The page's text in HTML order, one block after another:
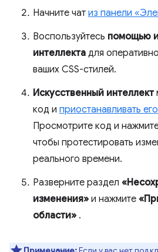
Начните чат из панели
Воспользуйтесь помощью
интеллекта для
ваших CSS-стилей.
Искусственный интеллект
код и приостанавливать
Просмотрите код и
чтобы протестировать
реального времени.
Разверните раздел
изменения» и нажмите
области» .